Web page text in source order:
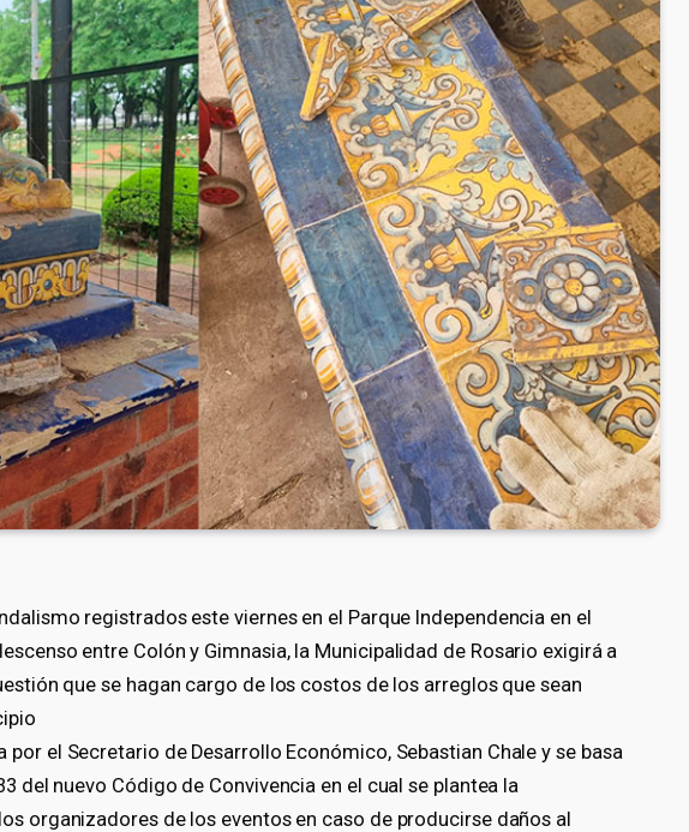
registrados este viernes en el Parque Independencia en el
entre Colón y Gimnasia, la Municipalidad de Rosario exigirá a
que se hagan cargo de los costos de los arreglos que sean
el Secretario de Desarrollo Económico, Sebastian Chale y se basa
del nuevo Código de Convivencia en el cual se plantea la
organizadores de los eventos en caso de producirse daños al